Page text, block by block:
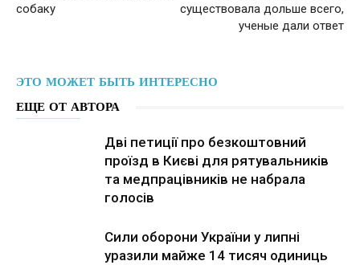
собаку
существовала дольше всего,
ученые дали ответ
ЭТО МОЖЕТ БЫТЬ ИНТЕРЕСНО
ЕЩЕ ОТ АВТОРА
Дві петиції про безкоштовний
проїзд в Києві для рятувальників
та медпрацівників не набрала
голосів
Сили оборони України у липні
уразили майже 14 тисяч одиниць